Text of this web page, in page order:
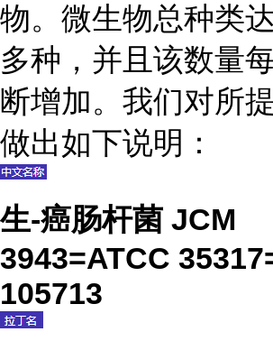
物。微生物总种类
多种，并且该数量
断增加。我们对所
做出如下说明：
生-癌肠杆菌 JCM
3943=ATCC
105713